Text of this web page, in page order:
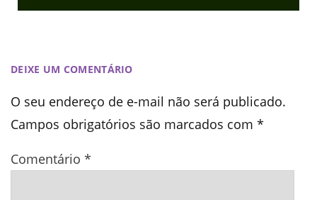
DEIXE UM COMENTÁRIO
O seu endereço de e-mail não será publicado.
Campos obrigatórios são marcados com *
Comentário *